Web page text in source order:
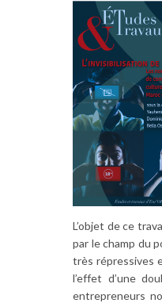
L’objet de ce
par le champ du
très répressives
l’effet d’une
entrepreneurs